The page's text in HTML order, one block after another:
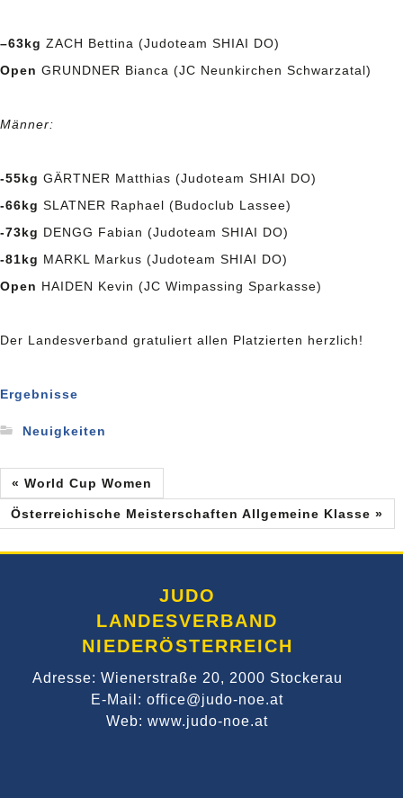
–63kg ZACH Bettina (Judoteam SHIAI DO)
Open GRUNDNER Bianca (JC Neunkirchen Schwarzatal)
Männer:
-55kg GÄRTNER Matthias (Judoteam SHIAI DO)
-66kg SLATNER Raphael (Budoclub Lassee)
-73kg DENGG Fabian (Judoteam SHIAI DO)
-81kg MARKL Markus (Judoteam SHIAI DO)
Open HAIDEN Kevin (JC Wimpassing Sparkasse)
Der Landesverband gratuliert allen Platzierten herzlich!
Ergebnisse
Neuigkeiten
« World Cup Women
Österreichische Meisterschaften Allgemeine Klasse »
JUDO
LANDESVERBAND
NIEDERÖSTERREICH
Adresse: Wienerstraße 20, 2000 Stockerau
E-Mail: office@judo-noe.at
Web: www.judo-noe.at